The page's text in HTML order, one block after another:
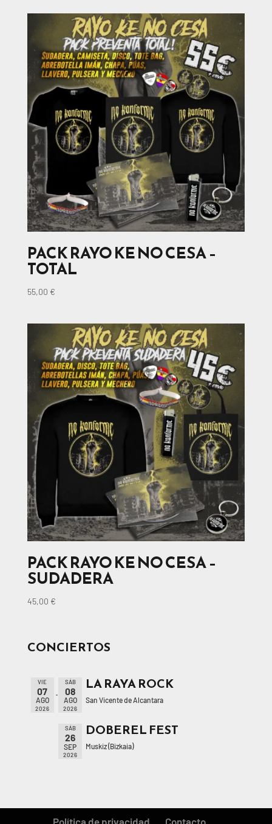
PACK RAYO KE NO CESA –
TOTAL
55,00 €
PACK RAYO KE NO CESA –
SUDADERA
45,00 €
CONCIERTOS
VIE
07
AGO
2026
SÁB
08
AGO
2026
LA RAYA ROCK
San Vicente de Alcantara
SÁB
26
SEP
2026
DOBEREL FEST
Muskiz (Bizkaia)
Política de privacidad Contacto